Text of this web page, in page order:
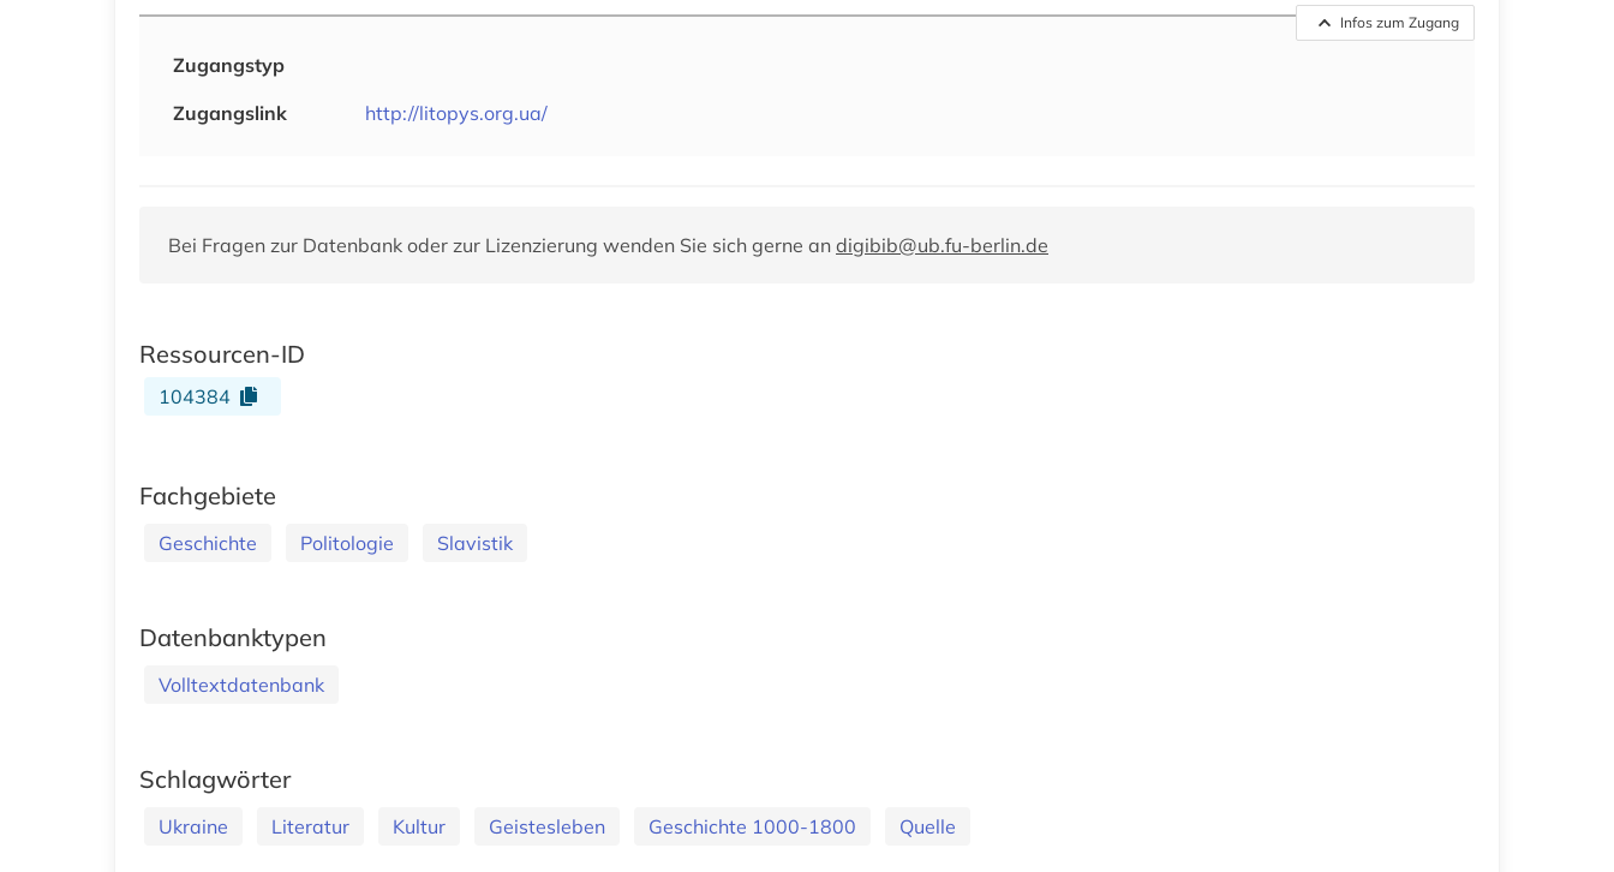
Infos zum Zugang
Zugangstyp
Zugangslink
http://litopys.org.ua/
Bei Fragen zur Datenbank oder zur Lizenzierung wenden Sie sich gerne an digibib@ub.fu-berlin.de
Ressourcen-ID
104384
Fachgebiete
Geschichte Politologie Slavistik
Datenbanktypen
Volltextdatenbank
Schlagwörter
Ukraine Literatur Kultur Geistesleben Geschichte 1000-1800 Quelle